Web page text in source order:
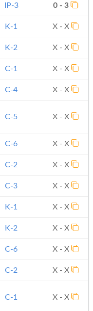
IP-3 0 - 3
K-1 X - X
K-2 X - X
C-1 X - X
C-4 X - X
C-5 X - X
C-6 X - X
C-2 X - X
C-3 X - X
K-1 X - X
K-2 X - X
C-6 X - X
C-2 X - X
C-1 X - X